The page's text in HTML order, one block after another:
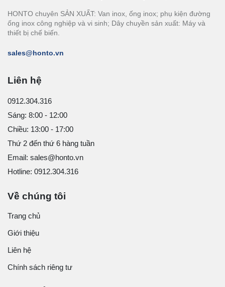
HONTO chuyên SẢN XUẤT: Van inox, ống inox; phụ kiện đường
ống inox công nghiệp và vi sinh; Dây chuyền sản xuất: Máy và
thiết bị chế biến.
sales@honto.vn
Liên hệ
0912.304.316
Sáng: 8:00 - 12:00
Chiều: 13:00 - 17:00
Thứ 2 đến thứ 6 hàng tuần
Email: sales@honto.vn
Hotline: 0912.304.316
Về chúng tôi
Trang chủ
Giới thiệu
Liên hệ
Chính sách riêng tư